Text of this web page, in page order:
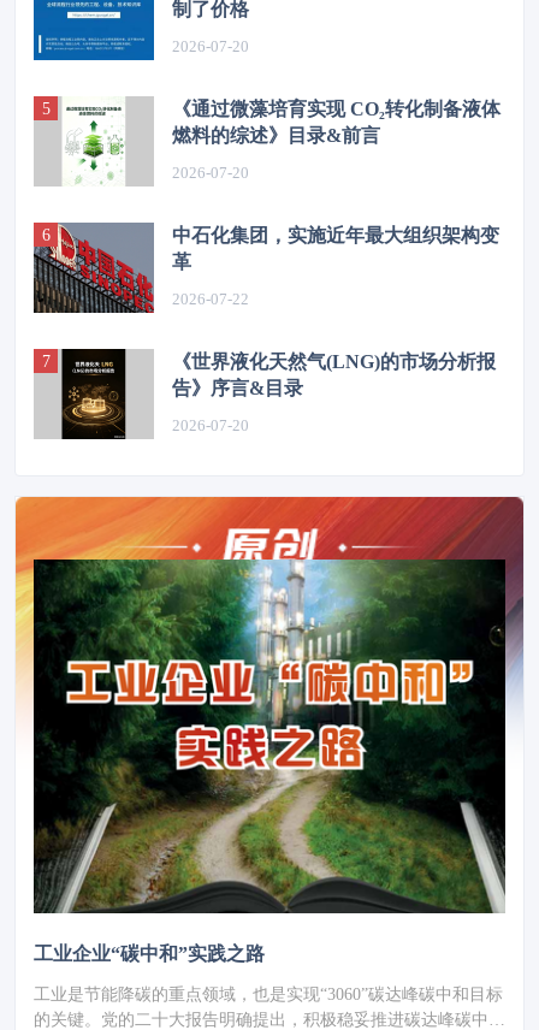
制了价格
2026-07-20
《通过微藻培育实现 CO₂转化制备液体
燃料的综述》目录&前言
2026-07-20
中石化集团，实施近年最大组织架构变
革
2026-07-22
《世界液化天然气(LNG)的市场分析报
告》序言&目录
2026-07-20
工业企业“碳中和”实践之路
工业是节能降碳的重点领域，也是实现“3060”碳达峰碳中和目标
的关键。党的二十大报告明确提出，积极稳妥推进碳达峰碳中